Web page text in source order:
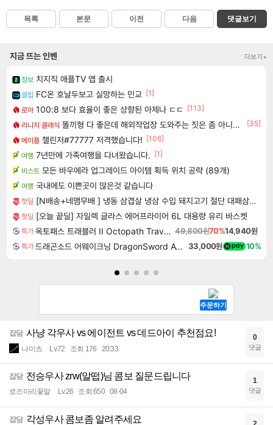
목록 본문 이전 다음 댓글보기
지금 뜨는 인벤 더보기+
정보 치지직 애플TV 앱 출시
클립 FC온 호날두보고 실망하는 민교 [1]
로아 100:8 보다 효율이 좋은 상향된 아제나 ㄷㄷ
[113]
리니지 클래식 똘끼형 다 좋은데 해외작업장 도와주는 짓은 좀 아니지않냐?
[35]
메이플 챌린저#77777 저격했습니다! [106]
여행 7년만에 가족여행을 다녀왔습니다. [1]
비스트 모든 바우에라 업그레이드 아이템 획득 위치 공략 (89개)
여행 국내에도 이쁜곳이 많은것 같습니다
핫딜 [N배송+네맴무배 ] 냉동 삼겹살 냉삼 수입 돼지고기 절단 대패삼겹살
핫딜 [오늘 끝딜] 자일렉 글라스 에어프라이어 6L 대용량 유리 바스켓
특가 옥토패스 트래블러 II Octopath Traveler II 49,800원70%14,940원
특가 드래곤소드 어웨이크닝 DragonSword Awakening 33,000원 10%
잡담 사냥 각우사 vs 에이전트 vs 데드아이 추천점요!
나미츠 Lv.72 조회 176 20:33
0
댓글
잡담 전승우사 zrw(알떱)님 콤보 질문드립니다
로즈마리꽃말 Lv.26 조회 650 08-04
1
댓글
잡담 각성우사 콤보좀 알려주세요